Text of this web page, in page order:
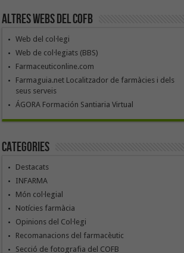
Altres webs del COFB
Web del col·legi
Web de col·legiats (BBS)
Farmaceuticonline.com
Farmaguia.net Localitzador de farmàcies i dels
seus serveis
ÁGORA Formación Santiaria Virtual
Categories
Destacats
INFARMA
Món col·legial
Notícies farmàcia
Opinions del Col·legi
Recomanacions del farmacèutic
Secció de fotografia del COFB